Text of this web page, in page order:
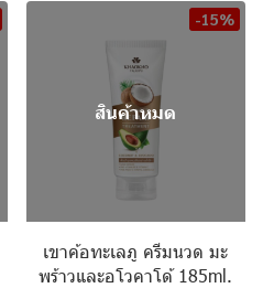
-15%
สินค้าหมด
เขาค้อทะเลภู ครีมนวด มะ
พร้าวและอโวคาโด้ 185ml.